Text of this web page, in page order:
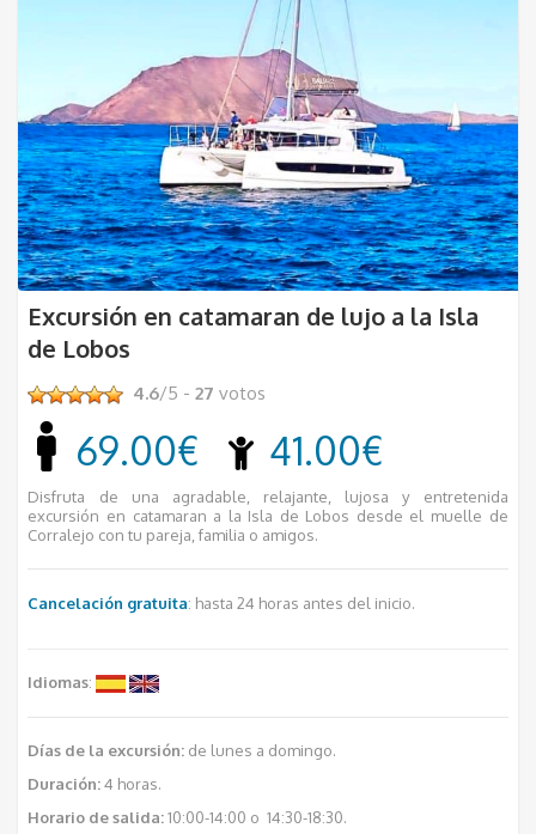
Excursión en catamaran de lujo a la Isla
de Lobos
4.6/5 -27 votos
69.00€ 41.00€
Disfruta de una agradable, relajante, lujosa y entretenida
excursión en catamaran a la Isla de Lobos desde el muelle de
Corralejo con tu pareja, familia o amigos.
Cancelación gratuita: hasta 24 horas antes del inicio.
Idiomas:
Días de la excursión: de lunes a domingo.
Duración:4 horas.
Horario de salida:10:00-14:00 o 14:30-18:30.